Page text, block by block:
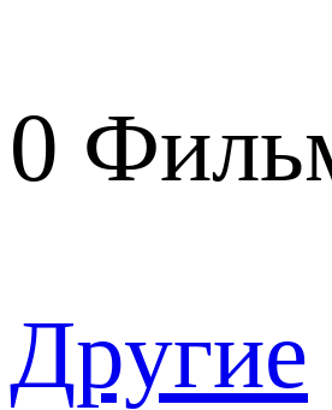
0
Другие